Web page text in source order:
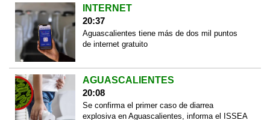
INTERNET
20:37
Aguascalientes tiene más de dos mil puntos
de internet gratuito
AGUASCALIENTES
20:08
Se confirma el primer caso de diarrea
explosiva en Aguascalientes, informa el ISSEA